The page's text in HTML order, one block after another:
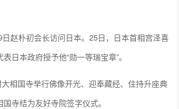
赵朴初会长访问日本。25日，日本首相宫泽喜
日本政府授予他“勋一等瑞宝章”。
相国寺举行佛像开光、迎奉藏经、住持升座典
寺结为友好寺院签字仪式。